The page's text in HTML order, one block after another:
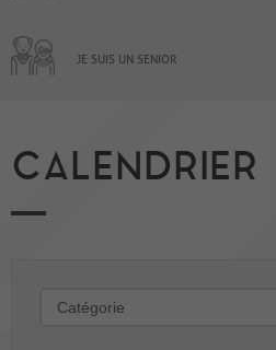
JE SUIS UN SENIOR
CALENDRIER